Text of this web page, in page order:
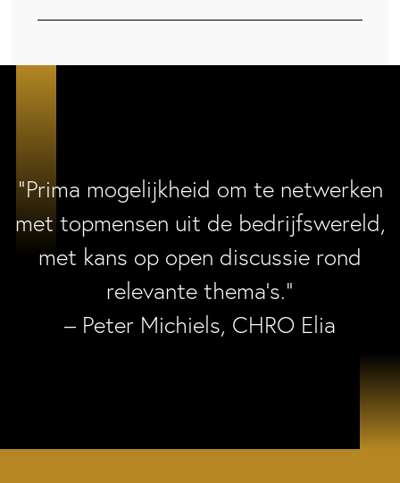
“Prima mogelijkheid om te netwerken
met topmensen uit de bedrijfswereld,
met kans op open discussie rond
relevante thema’s.”
– Peter Michiels, CHRO Elia